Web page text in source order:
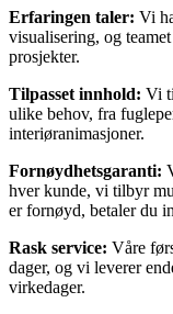
Erfaringen taler: Vi
visualisering, og
prosjekter.
Tilpasset innhold: Vi
ulike behov, fra
interiøranimasjoner.
Fornøydhetsgaranti:
hver kunde, vi tilbyr
er fornøyd, betaler du
Rask service: Våre
dager, og vi leverer
virkedager.